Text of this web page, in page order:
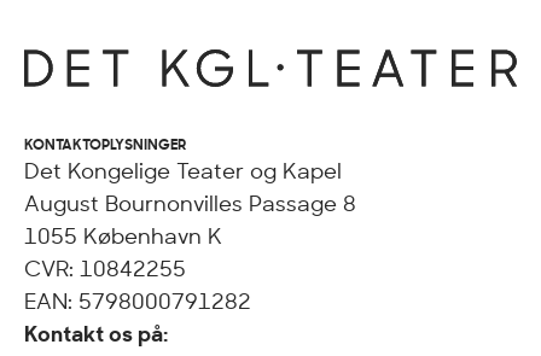
KONTAKTOPLYSNINGER
Det Kongelige Teater og Kapel
August Bournonvilles Passage 8
1055 København K
CVR: 10842255
EAN: 5798000791282
Kontakt os på: